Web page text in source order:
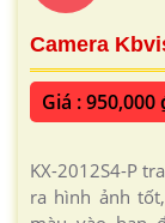
Camera
Giá : 950,000
KX-2012S4-P
ra hình ảnh